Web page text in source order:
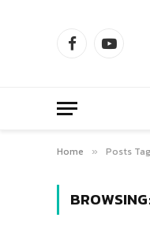
FacebookYouTube
Home » Posts